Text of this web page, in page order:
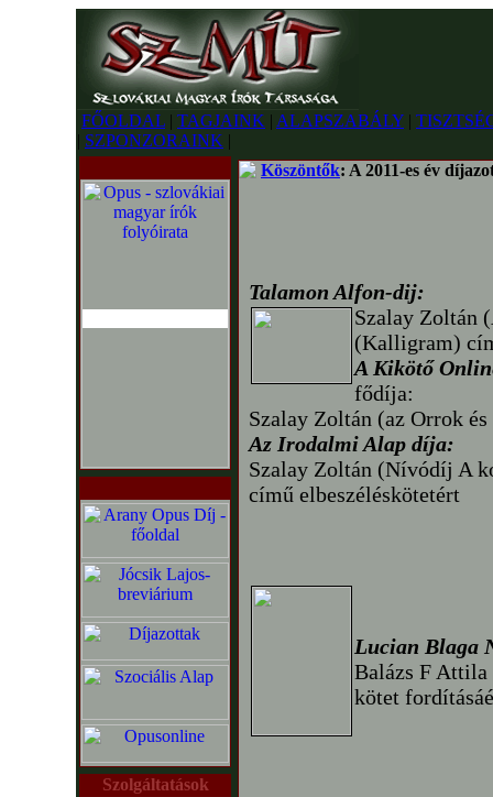
FŐOLDAL | TAGJAINK | ALAPSZABÁLY |
| SZPONZORAINK |
Szolgáltatások
Köszöntők: A 2011-es év
Talamon Alfon-dij:
Szalay Zoltán
(Kalligram)
A Kikötő
fődíja:
Szalay Zoltán (az Orrok
Az Irodalmi Alap díja:
Szalay Zoltán (Nívódíj A
című elbeszéléskötetért
Lucian Blaga
Balázs F
kötet